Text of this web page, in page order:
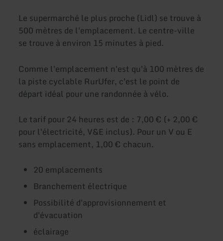
Le supermarché le plus proche (Lidl) se trouve à
500 mètres de l'emplacement. Le centre-ville
se trouve à environ 15 minutes à pied.
Comme l'emplacement n'est qu'à 100 mètres de
la piste cyclable RurUfer, c'est le point de
départ idéal pour une randonnée à vélo.
Le tarif pour 24 heures est de : 7,00 € (+ 2,00 €
pour l'électricité, V&E inclus). Pour un V ou E
sans emplacement, 1,00 € chacun.
20 emplacements
Branchement électrique
Possibilité d'approvisionnement et
d'évacuation
éclairage